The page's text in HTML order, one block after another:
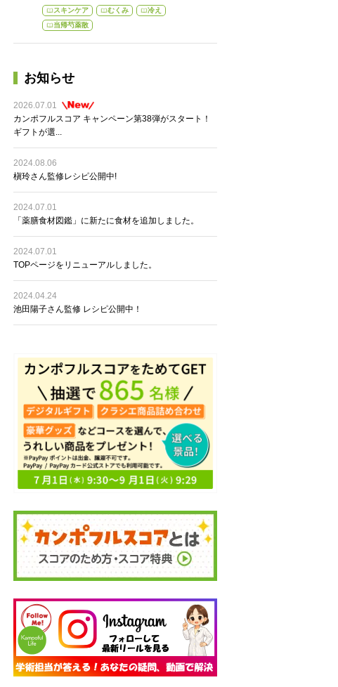
スキンケア むくみ
冷え
当帰芍薬散
お知らせ
2026.07.01
カンポフルスコア キャンペーン第38弾がスタート！
ギフトが選...
2024.08.06
槇玲さん監修レシピ公開中!
2024.07.01
「薬膳食材図鑑」に新たに食材を追加しました。
2024.07.01
TOPページをリニューアルしました。
2024.04.24
池田陽子さん監修 レシピ公開中！